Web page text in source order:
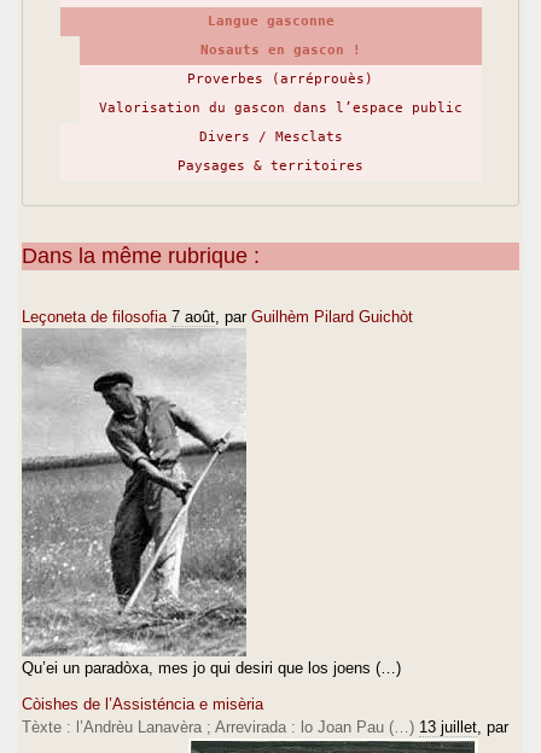
Langue gasconne
Nosauts en gascon !
Proverbes (arréprouès)
Valorisation du gascon dans l’espace public
Divers / Mesclats
Paysages & territoires
Dans la même rubrique :
Leçoneta de filosofia 7 août , par Guilhèm Pilard Guichòt
Qu’ei un paradòxa, mes jo qui desiri que los joens (…)
Còishes de l’Assisténcia e misèria
Tèxte : l’Andrèu Lanavèra ; Arrevirada : lo Joan Pau (…) 13 juillet , par